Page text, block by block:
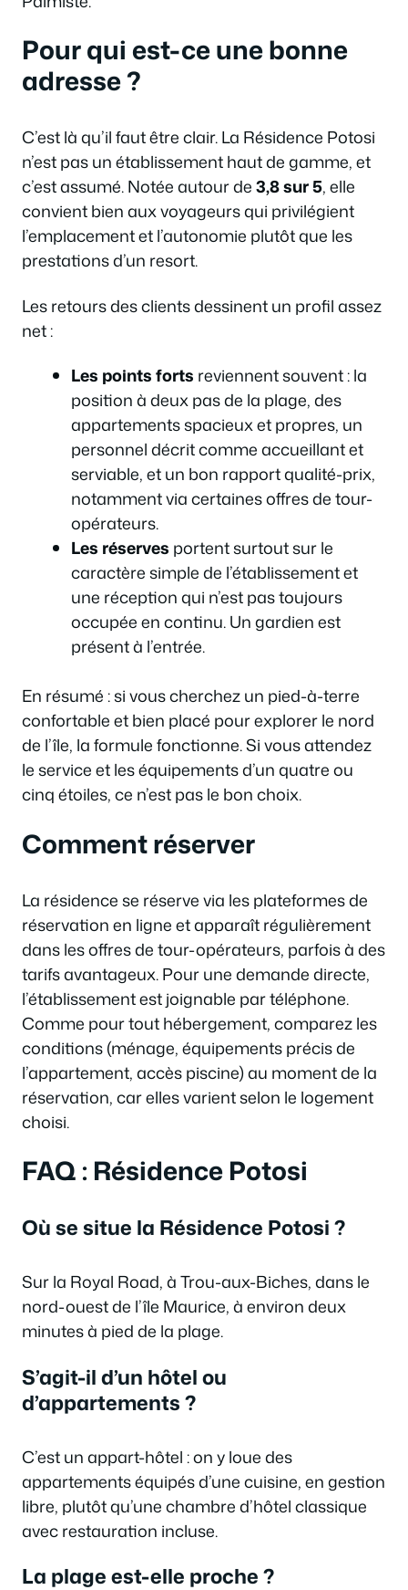
Pour qui est-ce une bonne
adresse ?
C’est là qu’il faut être clair. La Résidence Potosi
n’est pas un établissement haut de gamme, et
c’est assumé. Notée autour de3,8 sur 5, elle
convient bien aux voyageurs qui privilégient
l’emplacement et l’autonomie plutôt que les
prestations d’un resort.
Les retours des clients dessinent un profil assez
net :
Les points forts reviennent souvent : la
position à deux pas de la plage, des
appartements spacieux et propres, un
personnel décrit comme accueillant et
serviable, et un bon rapport qualité-prix,
notamment via certaines offres de tour-
opérateurs.
Les réserves portent surtout sur le
caractère simple de l’établissement et
une réception qui n’est pas toujours
occupée en continu. Un gardien est
présent à l’entrée.
En résumé : si vous cherchez un pied-à-terre
confortable et bien placé pour explorer le nord
de l’île, la formule fonctionne. Si vous attendez
le service et les équipements d’un quatre ou
cinq étoiles, ce n’est pas le bon choix.
Comment réserver
La résidence se réserve via les plateformes de
réservation en ligne et apparaît régulièrement
dans les offres de tour-opérateurs, parfois à des
tarifs avantageux. Pour une demande directe,
l’établissement est joignable par téléphone.
Comme pour tout hébergement, comparez les
conditions (ménage, équipements précis de
l’appartement, accès piscine) au moment de la
réservation, car elles varient selon le logement
choisi.
FAQ : Résidence Potosi
Où se situe la Résidence Potosi ?
Sur la Royal Road, à Trou-aux-Biches, dans le
nord-ouest de l’île Maurice, à environ deux
minutes à pied de la plage.
S’agit-il d’un hôtel ou
d’appartements ?
C’est un appart-hôtel : on y loue des
appartements équipés d’une cuisine, en gestion
libre, plutôt qu’une chambre d’hôtel classique
avec restauration incluse.
La plage est-elle proche ?